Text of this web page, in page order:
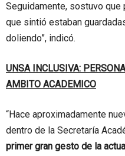
Seguidamente, sostuvo
que sintió estaban
doliendo”, indicó.
UNSA INCLUSIVA:
AMBITO ACADEMICO
“Hace aproximadamente
dentro de la Secretaría
primer gran gesto de la